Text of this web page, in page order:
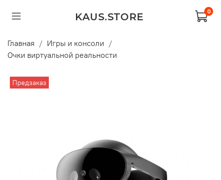
KAUS.STORE 0
Главная
Игры и консоли
Очки виртуальной реальности
Предзаказ